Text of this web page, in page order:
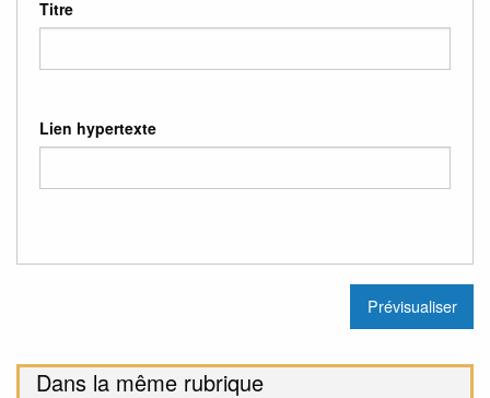
Titre
Lien hypertexte
Dans la même rubrique